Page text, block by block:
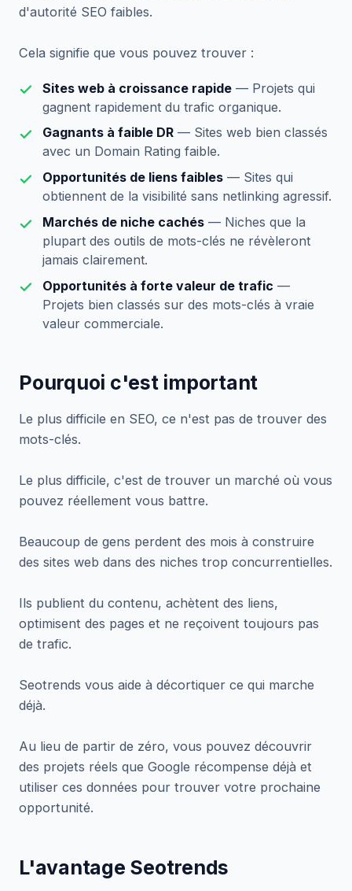
d'autorité SEO faibles.
Cela signifie que vous pouvez trouver :
Sites web à croissance rapide— Projets qui
gagnent rapidement du trafic organique.
Gagnants à faible DR— Sites web bien classés
avec un Domain Rating faible.
Opportunités de liens faibles— Sites qui
obtiennent de la visibilité sans netlinking agressif.
Marchés de niche cachés— Niches que la
plupart des outils de mots-clés ne révèleront
jamais clairement.
Opportunités à forte valeur de trafic —
Projets bien classés sur des mots-clés à vraie
valeur commerciale.
Pourquoi c'est important
Le plus difficile en SEO, ce n'est pas de trouver des
mots-clés.
Le plus difficile, c'est de trouver un marché où vous
pouvez réellement vous battre.
Beaucoup de gens perdent des mois à construire
des sites web dans des niches trop concurrentielles.
Ils publient du contenu, achètent des liens,
optimisent des pages et ne reçoivent toujours pas
de trafic.
Seotrends vous aide à décortiquer ce qui marche
déjà.
Au lieu de partir de zéro, vous pouvez découvrir
des projets réels que Google récompense déjà et
utiliser ces données pour trouver votre prochaine
opportunité.
L'avantage Seotrends